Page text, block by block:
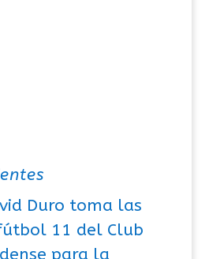
Duro toma las
11 del Club
para la